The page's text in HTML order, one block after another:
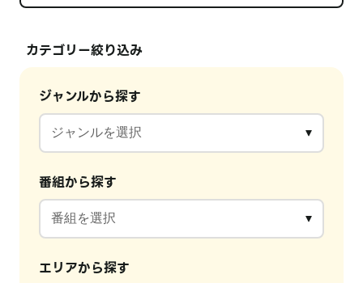
カテゴリー絞り込み
ジャンルから探す
番組から探す
エリアから探す